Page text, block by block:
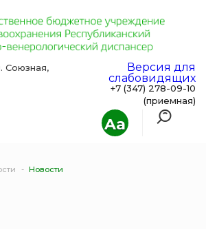
Aa
Союзная,
Версия для
слабовидящих
+7 (347) 278-09-10
(приемная)
Новости